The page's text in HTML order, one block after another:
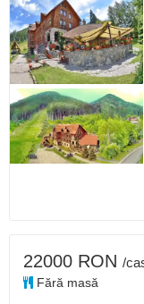
22000 RON /
Fără masă